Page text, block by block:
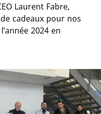
Laurent Fabre,
cadeaux pour nos
2024 en